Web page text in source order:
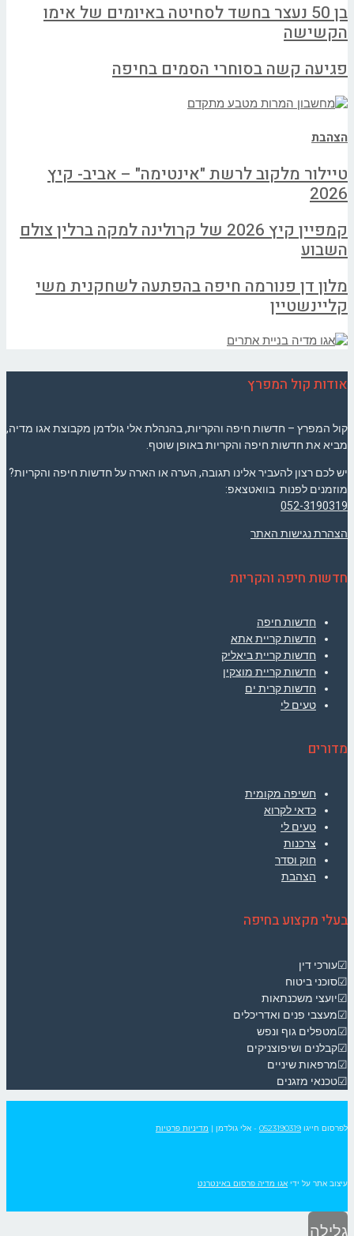
בן 50 נעצר בחשד לסחיטה באיומים של אימו
הקשישה
פגיעה קשה בסוחרי הסמים בחיפה
הצהבת
טיילור מלקוב לרשת "אינטימה" – אביב- קיץ
2026
קמפיין קיץ 2026 של קרולינה למקה ברלין צולם
השבוע
מלון דן פנורמה חיפה בהפתעה לשחקנית משי
קליינשטיין
אודות קול המפרץ
קול המפרץ – חדשות חיפה והקריות, בהנהלת אלי גולדמן מקבוצת אגו מדיה,
מביא את חדשות חיפה והקריות באופן שוטף.
יש לכם רצון להעביר אלינו תגובה, הערה או הארה על חדשות חיפה והקריות?
מוזמנים לפנות בוואטצאפ:
052-3190319
הצהרת נגישות האתר
חדשות חיפה והקריות
חדשות חיפה
חדשות קריית אתא
חדשות קריית ביאליק
חדשות קריית מוצקין
חדשות קרית ים
טעים לי
מדורים
חשיפה מקומית
כדאי לקרוא
טעים לי
צרכנות
חוק וסדר
הצהבת
בעלי מקצוע בחיפה
☑עורכי דין
☑סוכני ביטוח
☑יועצי משכנתאות
☑מעצבי פנים ואדריכלים
☑מטפלים גוף ונפש
☑קבלנים ושיפוצניקים
☑מרפאות שיניים
☑טכנאי מזגנים
לפרסום חייגו 0523190319 - אלי גולדמן | מדיניות פרטיות
עיצוב אתר על ידי אגו מדיה פרסום באינטרנט
גלילה